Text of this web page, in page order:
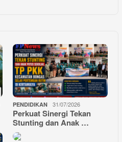
PENDIDIKAN 31/07/2026
Perkuat Sinergi Tekan
Stunting dan Anak …